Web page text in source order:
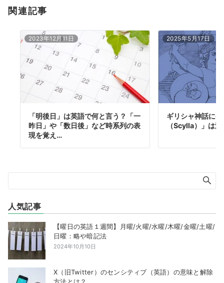
関連記事
2023年12月11日
「明後日」は英語で何と言う？「一
昨日」や「数日後」など時系列の表
現を覚え…
2025年5月17日
ギリシャ神話に
（Scylla）」は
人気記事
【曜日の英語１週間】月曜/火曜/水曜/木曜/金曜/土曜/
日曜：略や暗記法
2024年10月10日
X（旧Twitter）のセンシティブ（英語）の意味と解除